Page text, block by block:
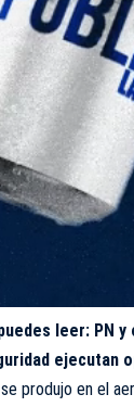
leer: PN y
ejecutan
produjo en el